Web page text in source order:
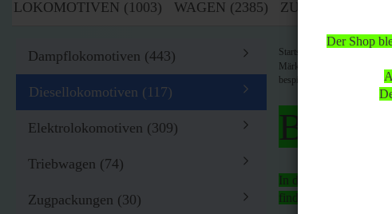
Der Shop
LOKOMOTIVEN (1003) WAGEN (2385) ZUBEHÖR (1837)
Startseite »
Märklin H0 3181 Diesellok
bespielt/gebraucht
Bitte
In der Zeit von
findet
Dampflokomotiven (443)
Diesellokomotiven (117)
Elektrolokomotiven (309)
Triebwagen (74)
Zugpackungen (30)